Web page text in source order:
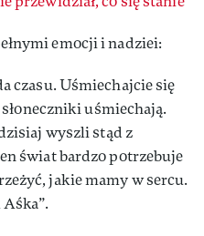
emocji i nadziei:
czasu. Uśmiechajcie się
uśmiechają.
wyszli stąd z
świat bardzo potrzebuje
jakie mamy w sercu.